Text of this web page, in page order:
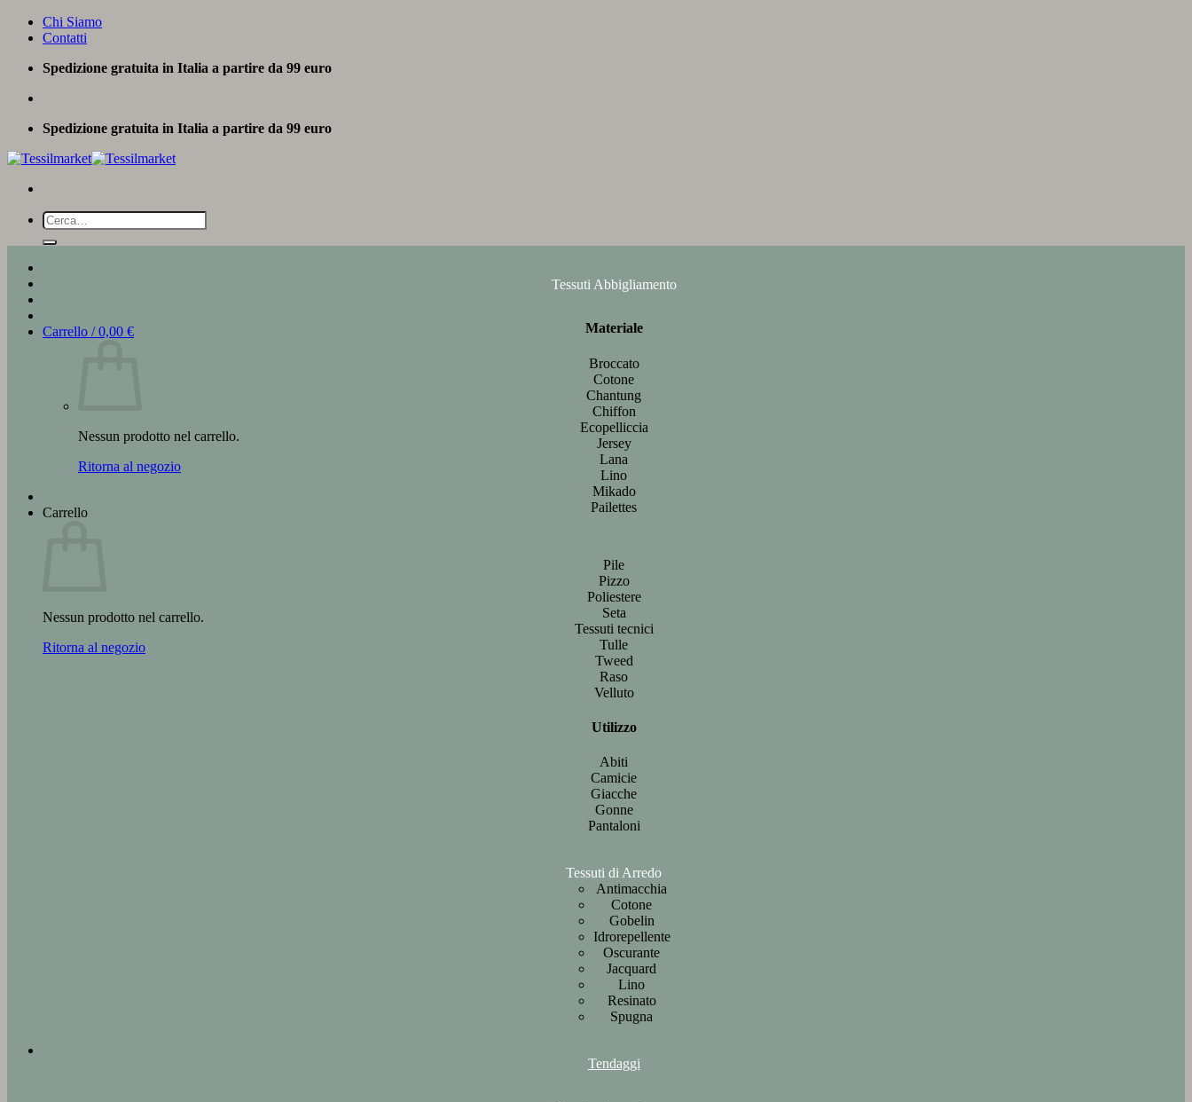
Salta
Chi Siamo
Contatti
Spedizione gratuita in Italia a partire da 99 euro
Spedizione gratuita in Italia a partire da 99 euro
Cerca:
Carrello /0,00 €
Nessun prodotto nel carrello.
Ritorna al negozio
Carrello
Nessun prodotto nel carrello.
Ritorna al negozio
Tessuti Abbigliamento
Materiale
Broccato
Cotone
Chantung
Chiffon
Ecopelliccia
Jersey
Lana
Lino
Mikado
Pailettes
Pile
Pizzo
Poliestere
Seta
Tessuti tecnici
Tulle
Tweed
Raso
Velluto
Utilizzo
Abiti
Camicie
Giacche
Gonne
Pantaloni
Tessuti di Arredo
Antimacchia
Cotone
Gobelin
Idrorepellente
Oscurante
Jacquard
Lino
Resinato
Spugna
Tendaggi